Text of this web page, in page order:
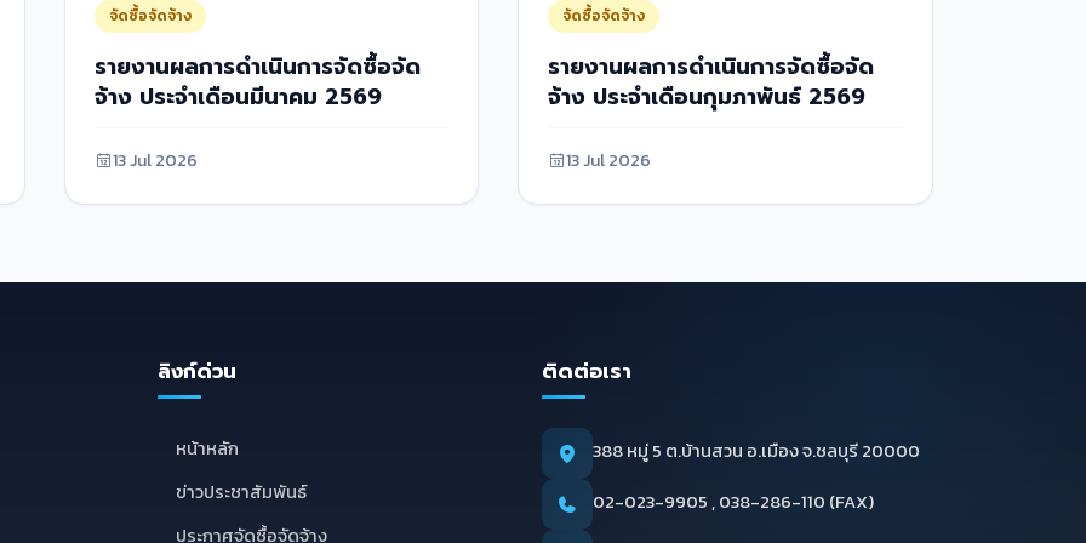
จัดซื้อจัดจ้าง
รายงานผลการดำเนินการจัดซื้อจัด
จ้าง ประจำเดือนมีนาคม 2569
13 Jul 2026
จัดซื้อจัดจ้าง
รายงานผลการดำเนินการจัดซื้อจัด
จ้าง ประจำเดือนกุมภาพันธ์ 2569
13 Jul 2026
ลิงก์ด่วน
หน้าหลัก
ข่าวประชาสัมพันธ์
ประกาศจัดซื้อจัดจ้าง
ติดต่อเรา
388 หมู่ 5 ต.บ้านสวน อ.เมือง จ.ชลบุรี 20000
02-023-9905 , 038-286-110 (FAX)